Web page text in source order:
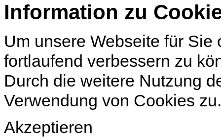
Information zu
Um unsere Webseite für
fortlaufend verbessern zu
Durch die weitere Nutzung
Verwendung von Cookies
Akzeptieren